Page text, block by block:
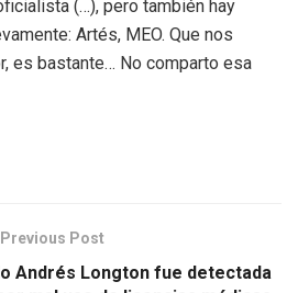
(…), pero también hay
Artés, MEO. Que nos
es bastante… No comparto esa
Previous Post
Andrés Longton fue detectada